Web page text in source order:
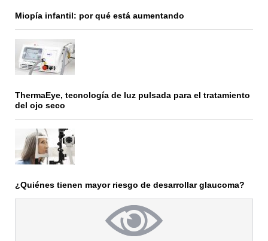
Miopía infantil: por qué está aumentando
ThermaEye, tecnología de luz pulsada para el tratamiento
del ojo seco
¿Quiénes tienen mayor riesgo de desarrollar glaucoma?